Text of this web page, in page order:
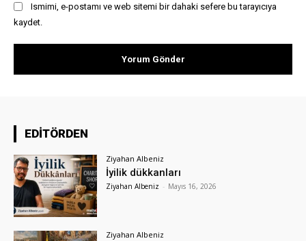
Ismimi, e-postamı ve web sitemi bir dahaki sefere bu tarayıcıya
kaydet.
EDİTÖRDEN
Ziyahan Albeniz
İyilik dükkanları
Ziyahan Albeniz - Mayıs 16, 2026
Ziyahan Albeniz